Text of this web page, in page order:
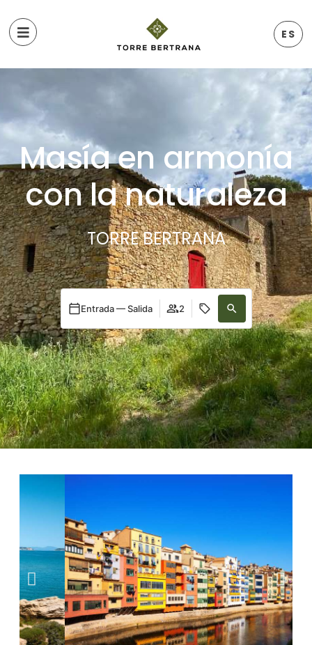
ES
Masía en armonía
con la naturaleza
TORRE BERTRANA
Entrada — Salida 2